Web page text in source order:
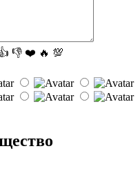
👎 ❤️ 🔥 💯